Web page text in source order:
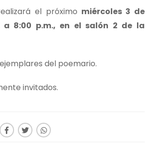
el próximo miércoles 3 de
a 8:00 p.m., en el salón 2 de la
del poemario.
invitados.